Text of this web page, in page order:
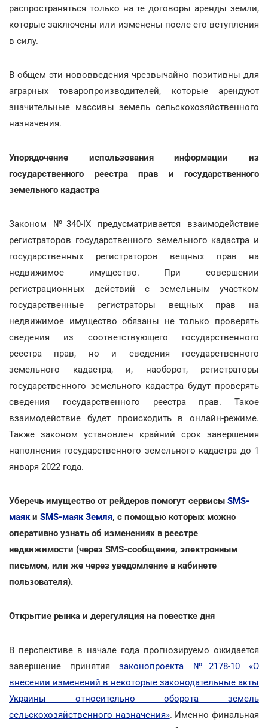
распространяться только на те договоры аренды земли,
которые заключены или изменены после его вступления
в силу.
В общем эти нововведения чрезвычайно позитивны для
аграрных товаропроизводителей, которые арендуют
значительные массивы земель сельскохозяйственного
назначения.
Упорядочение использования информации из
государственного реестра прав и государственного
земельного кадастра
Законом №340-IX предусматривается взаимодействие
регистраторов государственного земельного кадастра и
государственных регистраторов вещных прав на
недвижимое имущество. При совершении
регистрационных действий с земельным участком
государственные регистраторы вещных прав на
недвижимое имущество обязаны не только проверять
сведения из соответствующего государственного
реестра прав, но и сведения государственного
земельного кадастра, и, наоборот, регистраторы
государственного земельного кадастра будут проверять
сведения государственного реестра прав. Такое
взаимодействие будет происходить в онлайн-режиме.
Также законом установлен крайний срок завершения
наполнения государственного земельного кадастра до 1
января 2022 года.
Уберечь имущество от рейдеров помогут сервисы SMS-
маяки SMS-маяк Земля, с помощью которых можно
оперативно узнать об изменениях в реестре
недвижимости (через SMS-сообщение, электронным
письмом, или же через уведомление в кабинете
пользователя).
Открытие рынка и дерегуляция на повестке дня
В перспективе в начале года прогнозируемо ожидается
завершение принятиязаконопроекта №2178-10 «О
внесении изменений в некоторые законодательные акты
Украины относительно оборота земель
сельскохозяйственного назначения». Именно финальная